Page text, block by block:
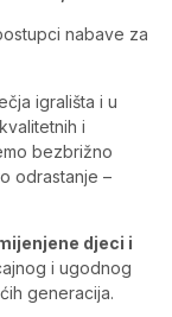
nabave za
igrališta i u
i
bezbrižno
odrastanje –
djeci i
i ugodnog
generacija.